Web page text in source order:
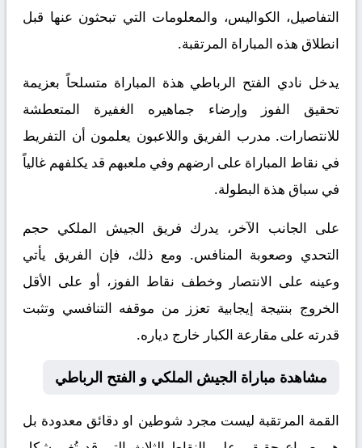
التفاصيل، الكواليس، والمعلومات التي تبحثون عنها قبل
انطلاق هذه المباراة المرتقبة.
يدخل نادي الفتح الرباطي هذة المباراة متسلحاً بعزيمة
تحقيق الفوز وإرضاء جماهيره الغفيرة المتعطشة
للانتصارات. مدرب الفريق واللاعبون يعلمون أن التفريط
في نقاط المباراة على ارضهم وفي ملعبهم قد يكلفهم غالياً
في سباق هذة البطولة.
على الجانب الآخر، يدرك فريق الجيش الملكي حجم
التحدي وصعوبة المنافس. ومع ذلك، فإن الفريق يأتي
وعينه على الانتصار وخطف نقاط الفوز، أو على الأقل
الخروج بنتيجة إيجابية تعزز من موقفه التنافسي وتثبت
قدرته على مقارعة الكبار خارج دياره.
مشاهدة مباراة الجيش الملكي و الفتح الرباطي
القمة المرتقبة ليست مجرد شوطين او دقائق معدودة بل